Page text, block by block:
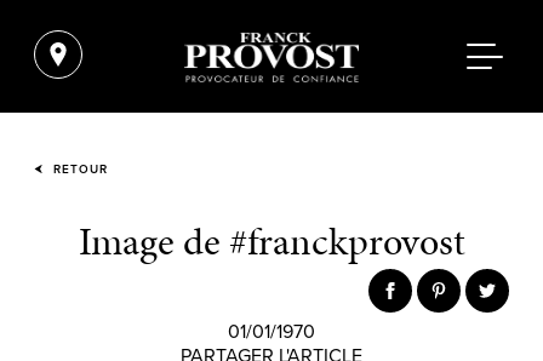
RETOUR
Image de #franckprovost
01/01/1970
PARTAGER L'ARTICLE